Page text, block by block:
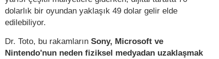
dolarlık bir oyundan yaklaşık 49 dolar gelir elde
edilebiliyor.
Dr. Toto, bu rakamların Sony, Microsoft ve
Nintendo'nun neden fiziksel medyadan uzaklaşmak